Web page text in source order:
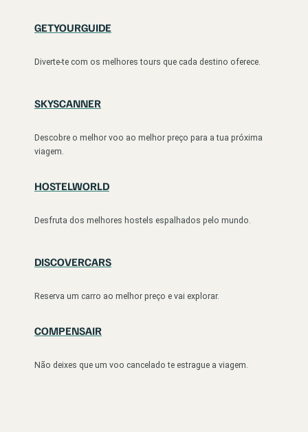
GETYOURGUIDE
Diverte-te com os melhores tours que cada destino oferece.
SKYSCANNER
Descobre o melhor voo ao melhor preço para a tua próxima
viagem.
HOSTELWORLD
Desfruta dos melhores hostels espalhados pelo mundo.
DISCOVERCARS
Reserva um carro ao melhor preço e vai explorar.
COMPENSAIR
Não deixes que um voo cancelado te estrague a viagem.